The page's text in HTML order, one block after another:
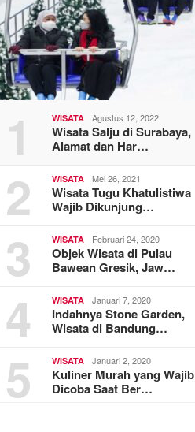
1 WISATA Agustus 12, 2022
Wisata Salju di Surabaya,
Alamat dan Har…
2 WISATA Mei 26, 2021
Wisata Tugu Khatulistiwa
Wajib Dikunjung…
3 WISATA Februari 24, 2020
Objek Wisata di Pulau
Bawean Gresik, Jaw…
4 WISATA Januari 7, 2020
Indahnya Stone Garden,
Wisata di Bandung…
5 WISATA Januari 2, 2020
Kuliner Murah yang Wajib
Dicoba Saat Ber…